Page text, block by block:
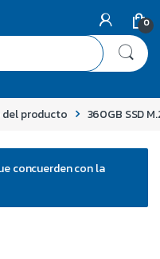
0
producto 360GB SSD
concuerden con la